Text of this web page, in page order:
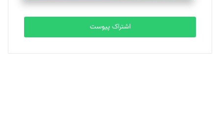
تحریریه
بابک نقاش
تحریریه
اشتراک پیوست